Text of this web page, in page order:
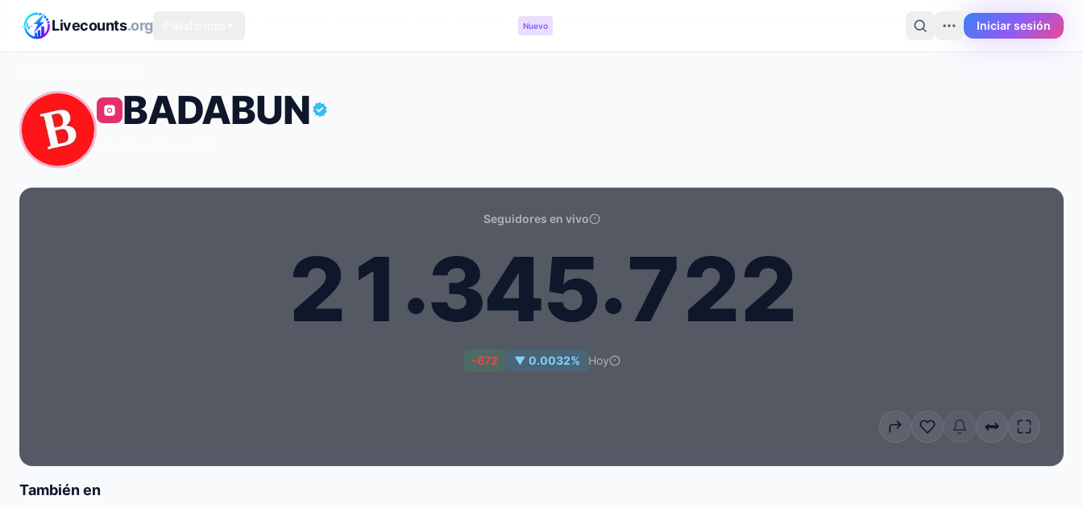
Saltar al contenido principal
Livecounts.org Nuevo Iniciar sesión
BADABUN
Seguidores en vivo
21.345.722
-672 ▼ 0.0032% Hoy
También en